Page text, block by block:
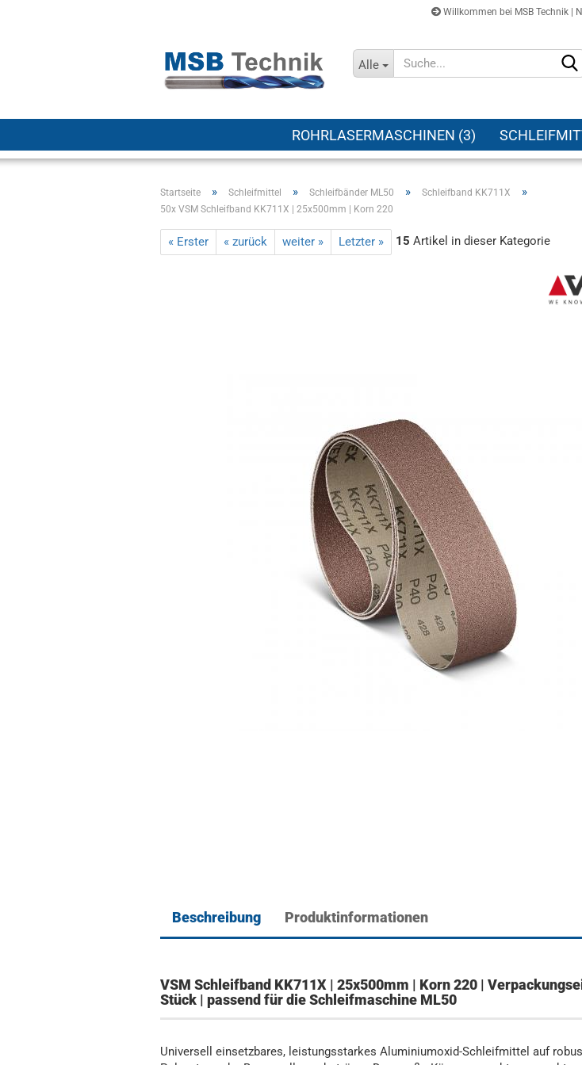
Willkommen bei MSB Technik |
Sprache
Alle
ROHRLASERMASCHINEN (3)
Startseite » Schleifmittel » Schleifbänder ML50 » Schleifband KK711X »
50x VSM Schleifband KK711X | 25x500mm | Korn 220
« Erster « zurück weiter » Letzter » 15 Artikel in dieser Kategorie
Beschreibung Produktinformationen
VSM Schleifband KK711X | 25x500mm | Korn 220 |
Stück | passend für die Schleifmaschine ML50
Universell einsetzbares, leistungsstarkes Aluminiumoxid-Schleifmittel auf